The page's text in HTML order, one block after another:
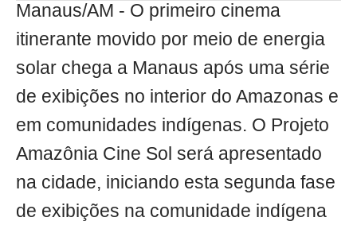
Manaus/AM - O primeiro cinema
itinerante movido por meio de energia
solar chega a Manaus após uma série
de exibições no interior do Amazonas e
em comunidades indígenas. O Projeto
Amazônia Cine Sol será apresentado
na cidade, iniciando esta segunda fase
de exibições na comunidade indígena